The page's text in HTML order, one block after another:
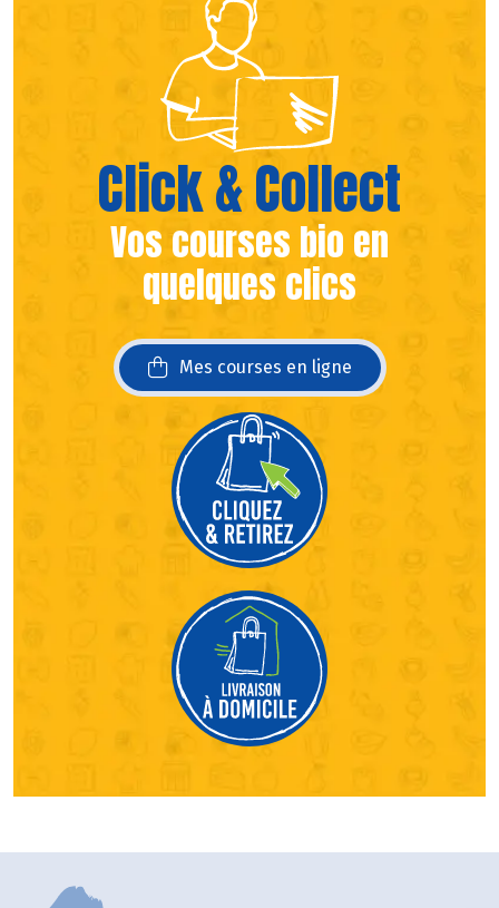
Click & Collect
Vos courses bio en
quelques clics
Mes courses en ligne